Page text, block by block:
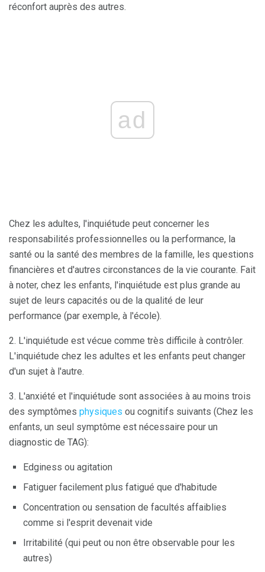
réconfort auprès des autres.
ad
Chez les adultes, l'inquiétude peut concerner les
responsabilités professionnelles ou la performance, la
santé ou la santé des membres de la famille, les questions
financières et d'autres circonstances de la vie courante. Fait
à noter, chez les enfants, l'inquiétude est plus grande au
sujet de leurs capacités ou de la qualité de leur
performance (par exemple, à l'école).
2. L'inquiétude est vécue comme très difficile à contrôler.
L'inquiétude chez les adultes et les enfants peut changer
d'un sujet à l'autre.
3. L'anxiété et l'inquiétude sont associées à au moins trois
des symptômes physiques ou cognitifs suivants (Chez les
enfants, un seul symptôme est nécessaire pour un
diagnostic de TAG):
Edginess ou agitation
Fatiguer facilement plus fatigué que d'habitude
Concentration ou sensation de facultés affaiblies
comme si l'esprit devenait vide
Irritabilité (qui peut ou non être observable pour les
autres)